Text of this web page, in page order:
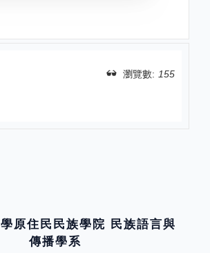
瀏覽數: 155
原住民民族學院 民族語言與
傳播學系